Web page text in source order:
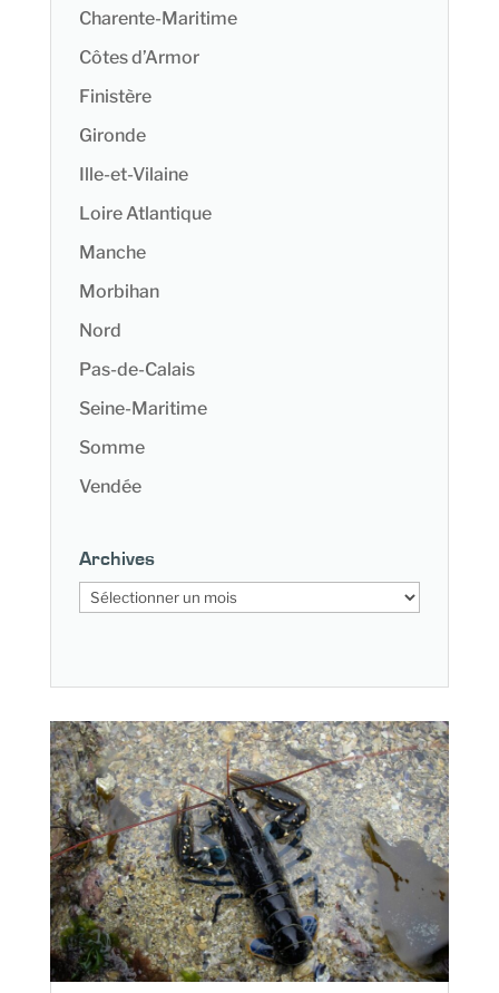
Charente-Maritime
Côtes d’Armor
Finistère
Gironde
Ille-et-Vilaine
Loire Atlantique
Manche
Morbihan
Nord
Pas-de-Calais
Seine-Maritime
Somme
Vendée
Archives
Archives